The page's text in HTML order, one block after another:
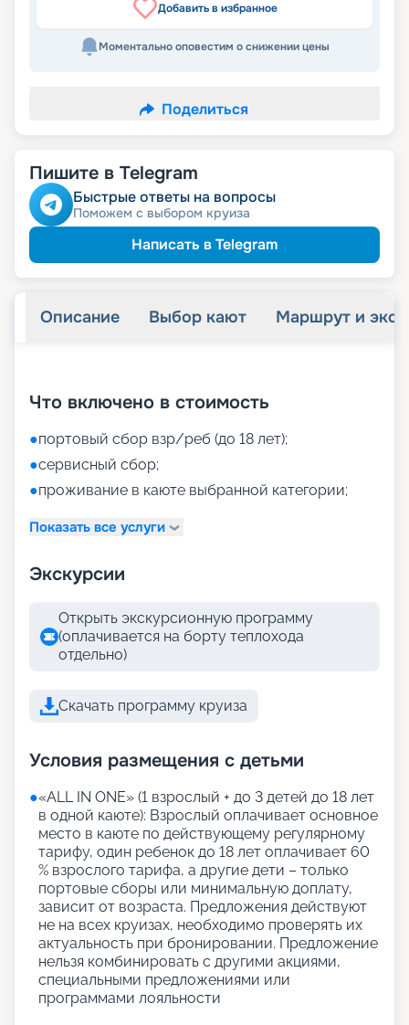
Добавить в избранное
Моментально оповестим о снижении цены
Поделиться
Пишите в Telegram
Быстрые ответы на вопросы
Поможем с выбором круиза
Написать в Telegram
Описание Выбор кают Маршрут и
Что включено в стоимость
●портовый сбор взр/реб (до 18 лет);
●сервисный сбор;
●проживание в каюте выбранной категории;
Показать все услуги
Экскурсии
Открыть экскурсионную программу
(оплачивается на борту теплохода
отдельно)
Скачать программу круиза
Условия размещения с детьми
●«АLL IN ONE» (1 взрослый + до 3 детей до 18 лет
в одной каюте): Взрослый оплачивает основное
место в каюте по действующему регулярному
тарифу, один ребенок до 18 лет оплачивает 60
% взрослого тарифа, а другие дети – только
портовые сборы или минимальную доплату,
зависит от возраста. Предложения действуют
не на всех круизах, необходимо проверять их
актуальность при бронировании. Предложение
нельзя комбинировать с другими акциями,
специальными предложениями или
программами лояльности